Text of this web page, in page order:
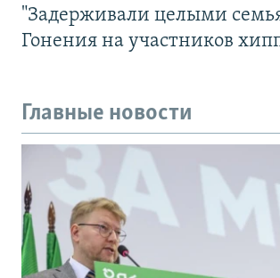
"Задерживали целыми
Гонения на участников
Главные новости